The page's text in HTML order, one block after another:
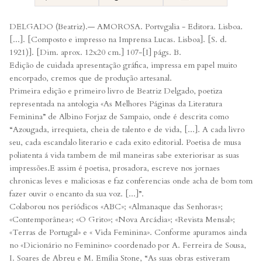
DELGADO (Beatriz).— AMOROSA. Portvgalia - Editora. Lisboa.
[...]. [Composto e impresso na Imprensa Lucas. Lisboa]. [S. d.
1921)]. [Dim. aprox. 12x20 cm.] 107-[I] págs. B.
Edição de cuidada apresentação gráfica, impressa em papel muito
encorpado, cremos que de produção artesanal.
Primeira edição e primeiro livro de Beatriz Delgado, poetiza
representada na antologia «As Melhores Páginas da Literatura
Feminina” de Albino Forjaz de Sampaio, onde é descrita como
“Azougada, irrequieta, cheia de talento e de vida, [...]. A cada livro
seu, cada escandalo literario e cada exito editorial. Poetisa de musa
poliatenta á vida tambem de mil maneiras sabe exteriorisar as suas
impressões.E assim é poetisa, prosadora, escreve nos jornaes
chronicas leves e maliciosas e faz conferencias onde acha de bom tom
fazer ouvir o encanto da sua voz. [...]”.
Colaborou nos períódicos «ABC»; «Almanaque das Senhoras»;
«Contemporânea»; «O Grito»; «Nova Arcádia»; «Revista Mensal»;
«Terras de Portugal» e « Vida Feminina». Conforme apuramos ainda
no «Dicionário no Feminino» coordenado por A. Ferreira de Sousa,
I. Soares de Abreu e M. Emília Stone, “As suas obras estiveram